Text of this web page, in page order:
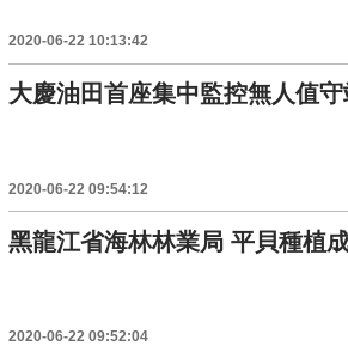
2020-06-22 10:13:42
大慶油田首座集中監控無人值
2020-06-22 09:54:12
黑龍江省海林林業局 平貝種植
2020-06-22 09:52:04